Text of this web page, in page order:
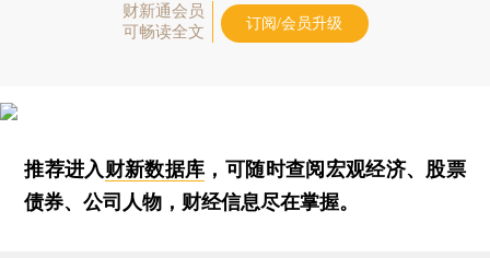
财新通会员
可畅读全文
订阅/会员升级
推荐进入财新数据库 ，可随时查阅宏观经济、股票
债券、公司人物，财经信息尽在掌握。